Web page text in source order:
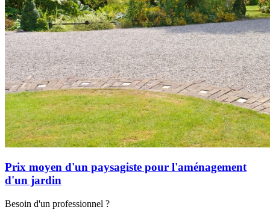
Prix moyen d'un paysagiste pour l'aménagement
d'un jardin
Besoin d'un professionnel ?